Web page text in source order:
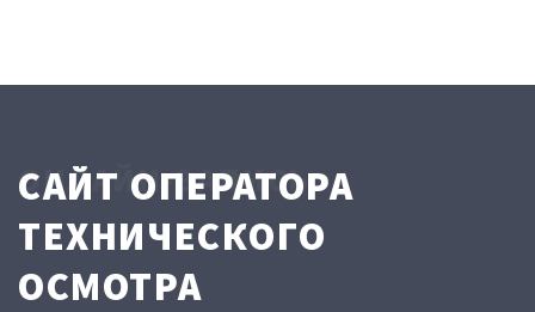
САЙТ ОПЕРАТОРА
ТЕХНИЧЕСКОГО
ОСМОТРА
ОНЛАЙН-ЗАПИСЬ